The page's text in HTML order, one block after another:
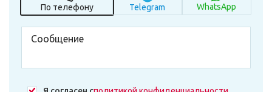
По телефону Telegram WhatsApp